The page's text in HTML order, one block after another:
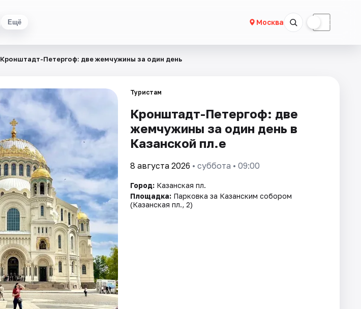
Ещё Москва ☾
​​​​​​​Кронштадт-Петергоф: две жемчужины за один день
Туристам
​​​​​​​Кронштадт-Петергоф: две
жемчужины за один день в
Казанской пл.е
8 августа 2026 • суббота • 09:00
Город: Казанская пл.
Площадка: Парковка за Казанским собором
(Казанская пл., 2)